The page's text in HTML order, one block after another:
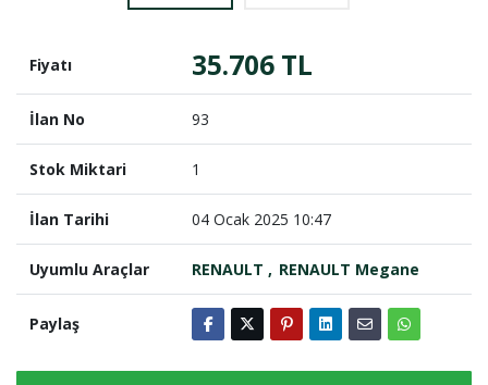
Fiyatı 35.706 TL
İlan No 93
Stok Miktari 1
İlan Tarihi 04 Ocak 2025 10:47
Uyumlu Araçlar RENAULT RENAULT Megane
Paylaş